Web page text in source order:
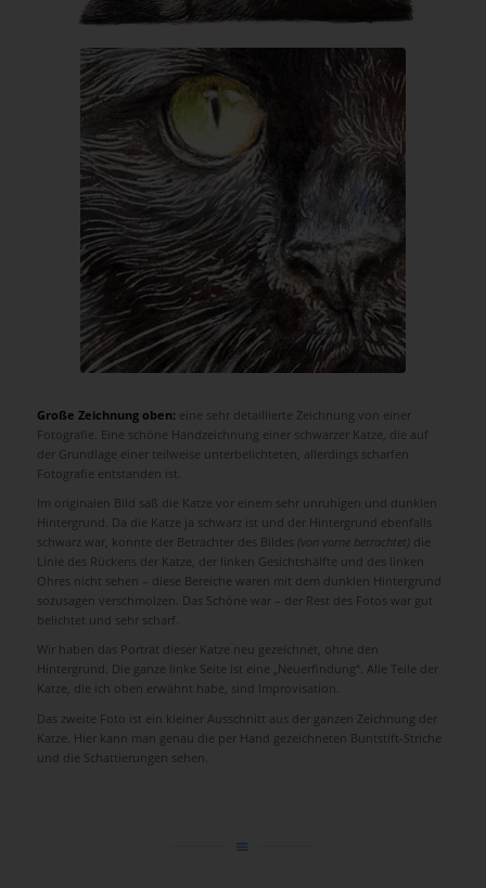
Große Zeichnung oben: eine sehr detaillierte Zeichnung von einer
Fotografie. Eine schöne Handzeichnung einer schwarzer Katze, die auf
der Grundlage einer teilweise unterbelichteten, allerdings scharfen
Fotografie entstanden ist.
Im originalen Bild saß die Katze vor einem sehr unruhigen und dunklen
Hintergrund. Da die Katze ja schwarz ist und der Hintergrund ebenfalls
schwarz war, konnte der Betrachter des Bildes (von vorne betrachtet) die
Linie des Rückens der Katze, der linken Gesichtshälfte und des linken
Ohres nicht sehen – diese Bereiche waren mit dem dunklen Hintergrund
sozusagen verschmolzen. Das Schöne war – der Rest des Fotos war gut
belichtet und sehr scharf.
Wir haben das Porträt dieser Katze neu gezeichnet, ohne den
Hintergrund. Die ganze linke Seite ist eine „Neuerfindung“. Alle Teile der
Katze, die ich oben erwähnt habe, sind Improvisation.
Das zweite Foto ist ein kleiner Ausschnitt aus der ganzen Zeichnung der
Katze. Hier kann man genau die per Hand gezeichneten Buntstift-Striche
und die Schattierungen sehen.